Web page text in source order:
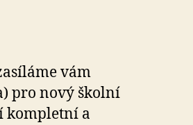
vám
pro nový školní
kompletní a